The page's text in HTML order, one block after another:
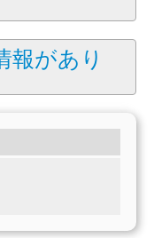
報があり